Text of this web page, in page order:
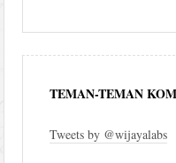
TEMAN-TEMAN
Tweets by @wijayalabs